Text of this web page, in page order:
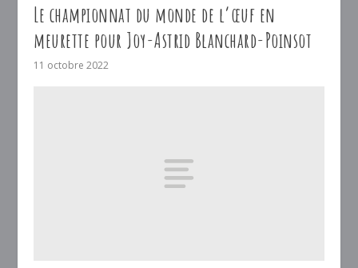
Le championnat du monde de l’œuf en
meurette pour Joy-Astrid Blanchard-Poinsot
11 octobre 2022